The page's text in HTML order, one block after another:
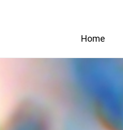
Home